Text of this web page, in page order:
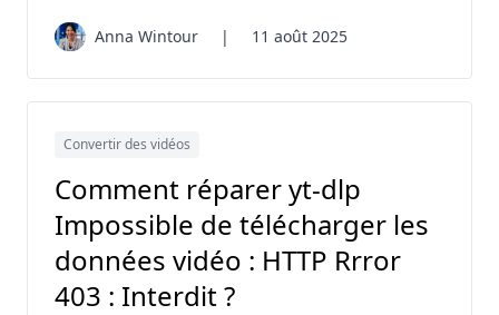
Anna Wintour | 11 août 2025
Convertir des vidéos
Comment réparer yt-dlp
Impossible de télécharger les
données vidéo : HTTP Rrror
403 : Interdit ?